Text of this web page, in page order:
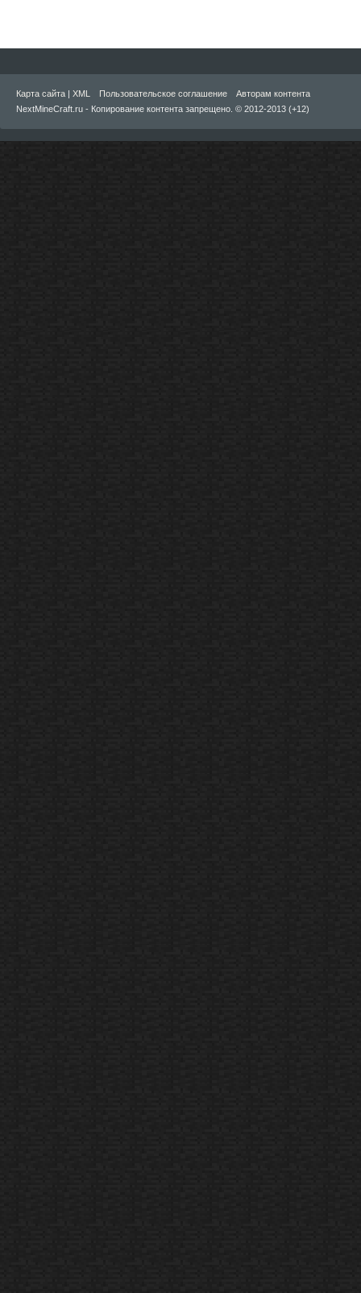
Карта сайта | XML Пользовательское соглашение
Авторам контента
NextMineCraft.ru - Копирование контента запрещено. © 2012-2013 (+12)